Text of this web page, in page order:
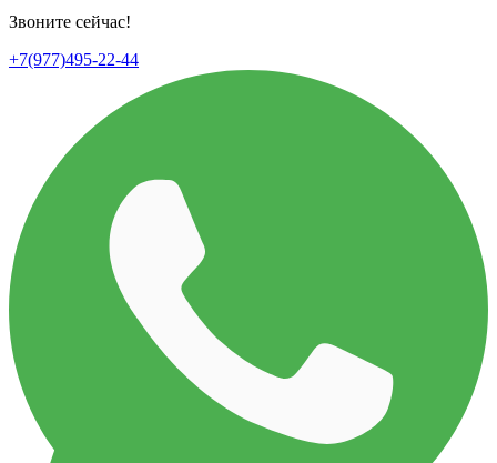
Звоните сейчас!
+7(977)495-22-44